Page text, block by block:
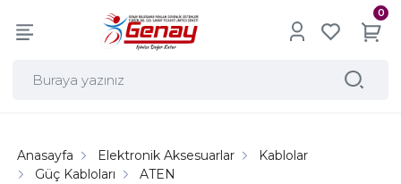
0
Anasayfa Elektronik Aksesuarlar
Kablolar
Güç Kabloları
ATEN